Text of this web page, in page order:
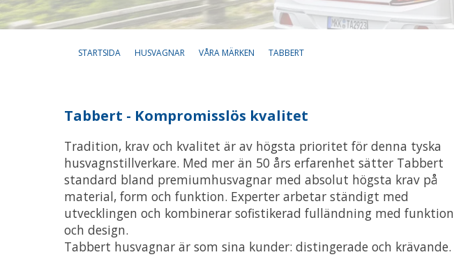
STARTSIDA HUSVAGNAR VÅRA MÄRKEN TABBERT
Tabbert - Kompromisslös kvalitet
Tradition, krav och kvalitet är av högsta prioritet för denna tyska
husvagnstillverkare. Med mer än 50 års erfarenhet sätter Tabbert
standard bland premiumhusvagnar med absolut högsta krav på
material, form och funktion. Experter arbetar ständigt med
utvecklingen och kombinerar sofistikerad fulländning med funktion
och design.
Tabbert husvagnar är som sina kunder: distingerade och krävande.